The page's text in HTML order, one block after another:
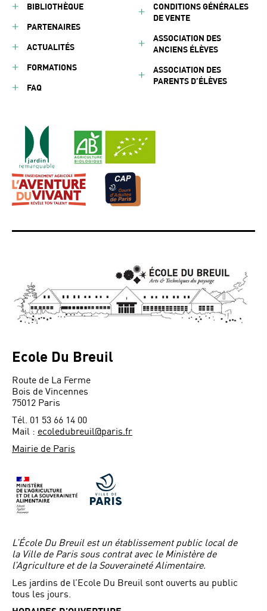
BIBLIOTHÈQUE
PARTENAIRES
ACTUALITÉS
FORMATIONS
FAQ
CONDITIONS GÉNÉRALES
DE VENTE
ASSOCIATION DES
ANCIENS ÉLÈVES
ASSOCIATION DES
PARENTS D’ÉLÈVES
Ecole Du Breuil
Route de La Ferme
Bois de Vincennes
75012 Paris
Tél. 01 53 66 14 00
Mail : ecoledubreuil@paris.fr
Mairie de Paris
L’École Du Breuil est un établissement public local de
la Ville de Paris sous contrat avec le Ministère de
l’Agriculture et de la Souveraineté Alimentaire.
Les jardins de l’Ecole Du Breuil sont ouverts au public
tous les jours.